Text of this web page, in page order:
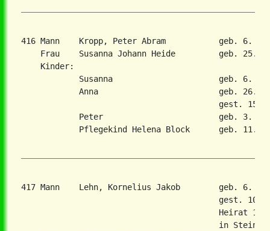
416 Mann    Kropp, Peter Abram           geb. 6.
Frau    Susanna Johann Heide         geb. 25.
    Kinder:
Susanna                      geb. 6.
Anna                         geb. 26.
gest. 15.
Peter                        geb. 3.
Pflegekind Helena Block      geb. 11.
417 Mann    Lehn, Kornelius Jakob        geb. 6.
gest. 10.
Heirat
in